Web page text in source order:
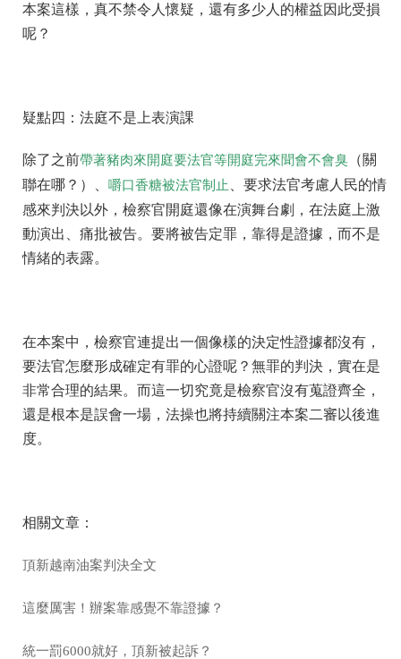
本案這樣，真不禁令人懷疑，還有多少人的權益因此受損
呢？
疑點四：法庭不是上表演課
除了之前帶著豬肉來開庭要法官等開庭完來聞會不會臭 （關
聯在哪？）、 嚼口香糖被法官制止
、要求法官考慮人民的情
感來判決以外，檢察官開庭還像在演舞台劇，在法庭上激
動演出、痛批被告。要將被告定罪，靠得是證據，而不是
情緒的表露。
在本案中，檢察官連提出一個像樣的決定性證據都沒有，
要法官怎麼形成確定有罪的心證呢？無罪的判決，實在是
非常合理的結果。而這一切究竟是檢察官沒有蒐證齊全，
還是根本是誤會一場，法操也將持續關注本案二審以後進
度。
相關文章：
頂新越南油案判決全文
這麼厲害！辦案靠感覺不靠證據？
統一罰6000就好，頂新被起訴？